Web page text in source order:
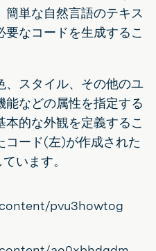
単な自然言語のテキス
要なコードを生成するこ
、スタイル、その他のユ
能などの属性を指定する
的な外観を定義するこ
コード(左)が作成された
います。